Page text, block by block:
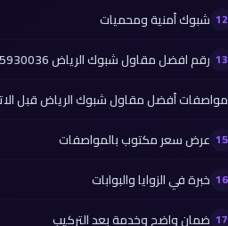
شبوك أمنية ومحميات
رقم افضل مقاول شبوك الرياض 0565930036
مواصفات أفضل مقاول شبوك الرياض قبل
عرض سعر مكتوب بالمواصفات
خبرة في الزوايا والبوابات
ضمان واضح وخدمة بعد التركيب